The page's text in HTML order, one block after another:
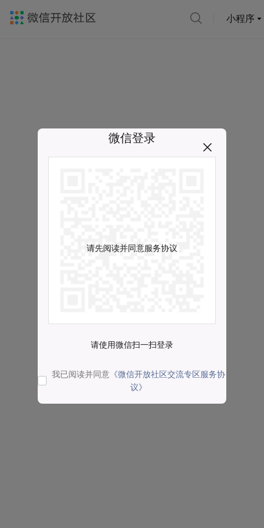
小程序
微信登录
请先阅读并同意服务协议
请使用微信扫一扫登录
我已阅读并同意 《微信开放社区交流专区服务协
议》